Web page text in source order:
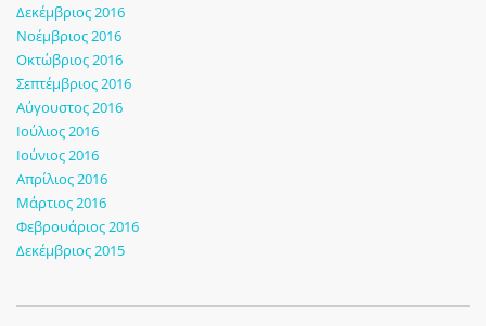
Δεκέμβριος 2016
Νοέμβριος 2016
Οκτώβριος 2016
Σεπτέμβριος 2016
Αύγουστος 2016
Ιούλιος 2016
Ιούνιος 2016
Απρίλιος 2016
Μάρτιος 2016
Φεβρουάριος 2016
Δεκέμβριος 2015